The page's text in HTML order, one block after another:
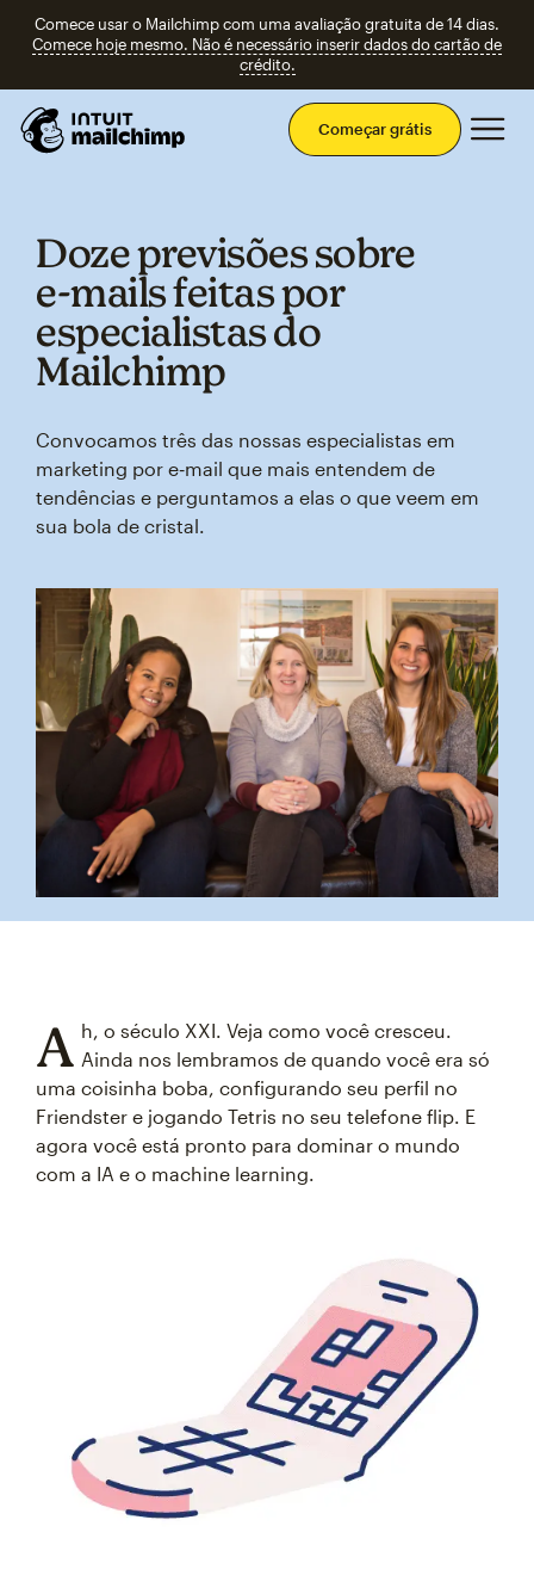
Comece usar o Mailchimp com uma avaliação gratuita de 14 dias.
Comece hoje mesmo. Não é necessário inserir dados do cartão de
crédito.
Começar grátis
Doze previsões sobre
e‑mails feitas por
especialistas do
Mailchimp
Convocamos três das nossas especialistas em
marketing por e‑mail que mais entendem de
tendências e perguntamos a elas o que veem em
sua bola de cristal.
A h, o século XXI. Veja como você cresceu.
Ainda nos lembramos de quando você era só
uma coisinha boba, configurando seu perfil no
Friendster e jogando Tetris no seu telefone flip. E
agora você está pronto para dominar o mundo
com a IA e o machine learning.